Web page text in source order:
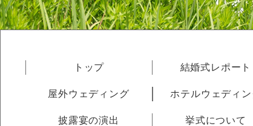
トップ 結婚式レポート
屋外ウェディング ホテルウェディ
披露宴の演出 挙式について